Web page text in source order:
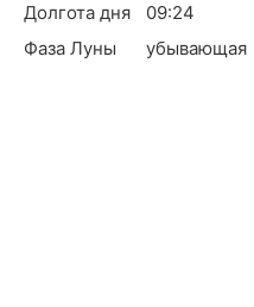
Долгота дня
09:24
Фаза Луны
убывающая